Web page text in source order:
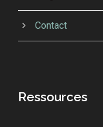
Contact
Ressources